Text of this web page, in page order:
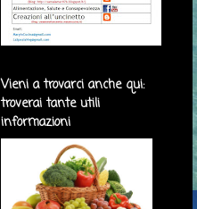
Vieni a trovarci anche qui:
troverai tante utili
informazioni